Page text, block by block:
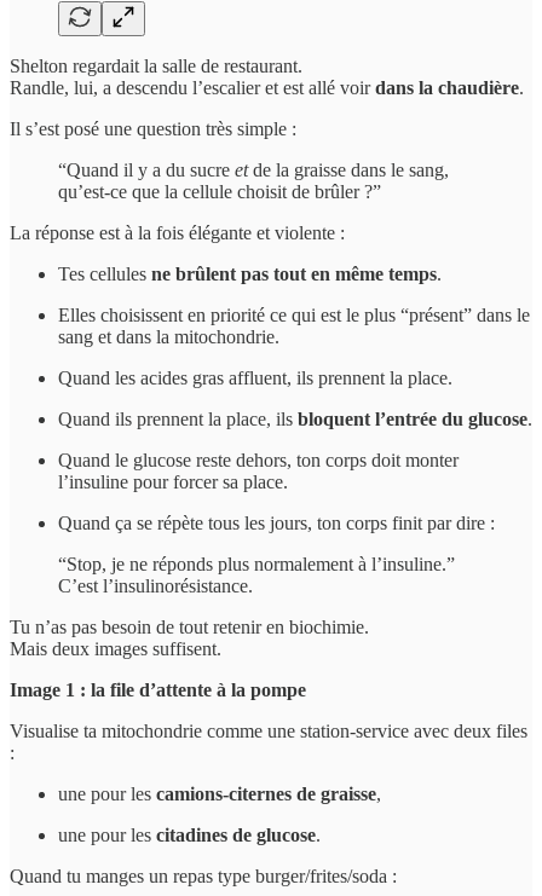
Shelton regardait la salle de restaurant.
Randle, lui, a descendu l’escalier et est allé voirdans la chaudière.
Il s’est posé une question très simple :
“Quand il y a du sucre etde la graisse dans le sang,
qu’est-ce que la cellule choisit de brûler ?”
La réponse est à la fois élégante et violente :
Tes cellules ne brûlent pas tout en même temps.
Elles choisissent en priorité ce qui est le plus “présent” dans le
sang et dans la mitochondrie.
Quand les acides gras affluent, ils prennent la place.
Quand ils prennent la place, ils bloquent l’entrée du glucose.
Quand le glucose reste dehors, ton corps doit monter
l’insuline pour forcer sa place.
Quand ça se répète tous les jours, ton corps finit par dire :
“Stop, je ne réponds plus normalement à l’insuline.”
C’est l’insulinorésistance.
Tu n’as pas besoin de tout retenir en biochimie.
Mais deux images suffisent.
Image 1 : la file d’attente à la pompe
Visualise ta mitochondrie comme une station-service avec deux files
:
une pour les camions-citernes de graisse,
une pour les citadines de glucose.
Quand tu manges un repas type burger/frites/soda :